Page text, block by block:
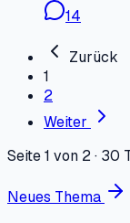
14
Zurück
1
2
Weiter
Seite 1 von 2· 30
Neues Thema